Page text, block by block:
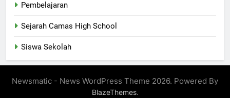
Pembelajaran
Sejarah Camas High School
Siswa Sekolah
Newsmatic - News WordPress Theme 2026. Powered By
BlazeThemes.